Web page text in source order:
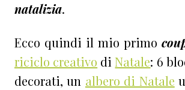
natalizia.
Ecco quindi il mio primo
riciclo creativo diNatale: 6
decorati, un albero di Natale